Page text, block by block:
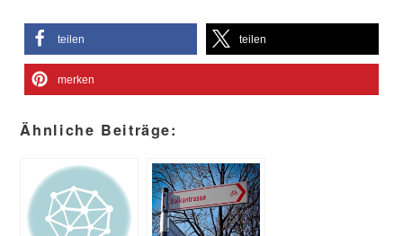
teilen teilen
merken
Ähnliche Beiträge: